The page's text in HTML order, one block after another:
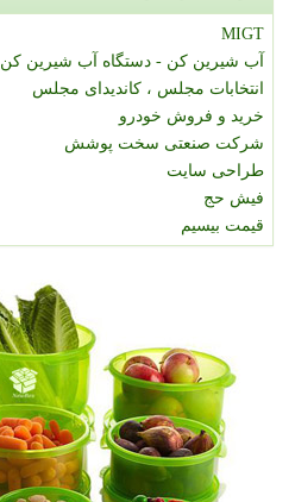
MIGT
آب شیرین کن - دستگاه آب شیرین کن
انتخابات مجلس ، کاندیدای مجلس
خرید و فروش خودرو
شرکت صنعتی سخت پوشش
طراحی سایت
فیش حج
قیمت بیسیم